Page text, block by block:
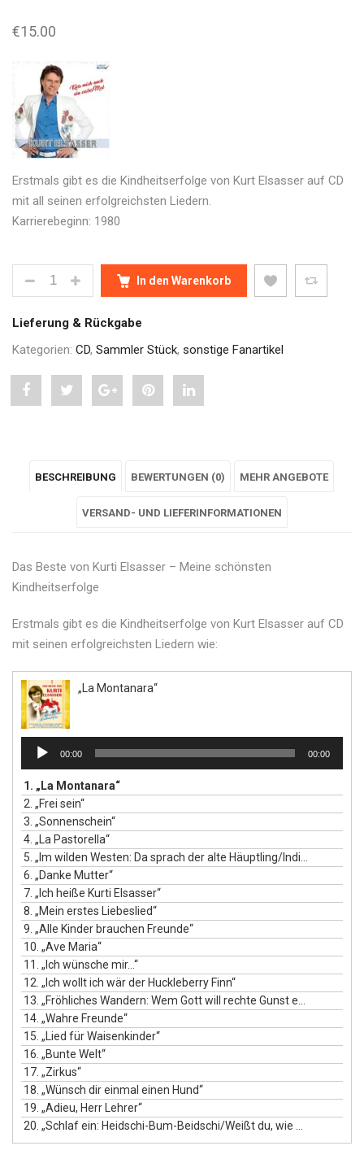
€15.00
Erstmals gibt es die Kindheitserfolge von Kurt Elsasser auf CD
mit all seinen erfolgreichsten Liedern.
Karrierebeginn: 1980
MEINE SCHÖNSTEN KINDHEITSERFOLGE VON
In den Warenkorb
Lieferung & Rückgabe
Kategorien: CD, Sammler Stück, sonstige Fanartikel
Share
Kindheitserfolge
Elsasser"
Facebook
Post
schönsten
Kindheitserfolge
Kurti
Twitter
Share
Kindheitserfolge
von
Elsasser"
Google
Plus
Pin
Kindheitserfolge
von
Elsasser"
Pinterest
Share
Kindheitserfolge
von
Elsasser"
LinkedIn
BESCHREIBUNG BEWERTUNGEN (0) MEHR ANGEBOTE
VERSAND- UND LIEFERINFORMATIONEN
Das Beste von Kurti Elsasser – Meine schönsten
Kindheitserfolge
Erstmals gibt es die Kindheitserfolge von Kurt Elsasser auf CD
mit seinen erfolgreichsten Liedern wie:
„La Montanara“
Audio-
Player
00:00 00:00
1. „La Montanara“
2. „Frei sein“
3. „Sonnenschein“
4. „La Pastorella“
5. „Im wilden Westen: Da sprach der alte Häuptling/Indianer Yuppi-Yuppi-Yeah/Hilly Billy Lied“
6. „Danke Mutter“
7. „Ich heiße Kurti Elsasser“
8. „Mein erstes Liebeslied“
9. „Alle Kinder brauchen Freunde“
10. „Ave Maria“
11. „Ich wünsche mir...“
12. „Ich wollt ich wär der Huckleberry Finn“
13. „Fröhliches Wandern: Wem Gott will rechte Gunst erweisen/Das Wandern ist des Müllers Lust/Drei Chinesen mit dem Kontrabaß“
14. „Wahre Freunde“
15. „Lied für Waisenkinder“
16. „Bunte Welt“
17. „Zirkus“
18. „Wünsch dir einmal einen Hund“
19. „Adieu, Herr Lehrer“
20. „Schlaf ein: Heidschi-Bum-Beidschi/Weißt du, wie viel Sternlein stehen/Guten Abend, gut' Nacht“